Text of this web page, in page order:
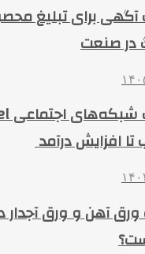
برای تبلیغ
در صنعت
۲۵
افزایش درآمد
۰۵
آهن و ورق